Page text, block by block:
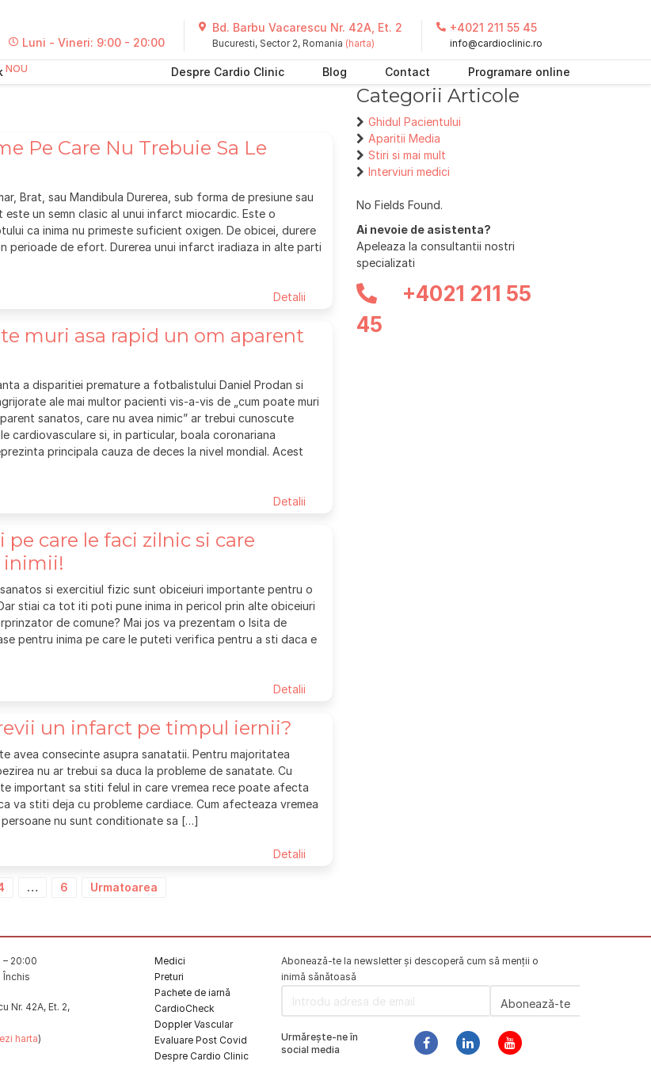
Luni - Vineri: 9:00 - 20:00
Bd. Barbu Vacarescu Nr. 42A, Et. 2
Bucuresti, Sector 2, Romania (harta)
+4021 211 55 45
info@cardioclinic.ro
Despre Cardio Clinic Blog Contact Programare online
Pe Care Nu Trebuie Sa Le
Brat, sau Mandibula Durerea, sub forma de presiune sau
este un semn clasic al unui infarct miocardic. Este o
ca inima nu primeste suficient oxigen. De obicei, durere
perioade de efort. Durerea unui infarct iradiaza in alte parti
Detalii
muri asa rapid un om aparent
a disparitiei premature a fotbalistului Daniel Prodan si
ale mai multor pacienti vis-a-vis de „cum poate muri
sanatos, care nu avea nimic” ar trebui cunoscute
cardiovasculare si, in particular, boala coronariana
principala cauza de deces la nivel mondial. Acest
Detalii
pe care le faci zilnic si care
inimii!
si exercitiul fizic sunt obiceiuri importante pentru o
stiai ca tot iti poti pune inima in pericol prin alte obiceiuri
de comune? Mai jos va prezentam o lsita de
pentru inima pe care le puteti verifica pentru a sti daca e
Detalii
un infarct pe timpul iernii?
avea consecinte asupra sanatatii. Pentru majoritatea
nu ar trebui sa duca la probleme de sanatate. Cu
important sa stiti felul in care vremea rece poate afecta
va stiti deja cu probleme cardiace. Cum afecteaza vremea
persoane nu sunt conditionate sa […]
Detalii
… 6 Urmatoarea
Categorii Articole
Ghidul Pacientului
Aparitii Media
Stiri si mai mult
Interviuri medici
No Fields Found.
Ai nevoie de asistenta?
Apeleaza la consultantii nostri
specializati
+4021 211 55
45
– 20:00
Închis
Nr. 42A, Et. 2,
harta)
Medici
Preturi
Pachete de iarnă
CardioCheck
Doppler Vascular
Evaluare Post Covid
Despre Cardio Clinic
Abonează-te la newsletter și descoperă cum să menții o
inimă sănătoasă
Urmărește-ne în
social media